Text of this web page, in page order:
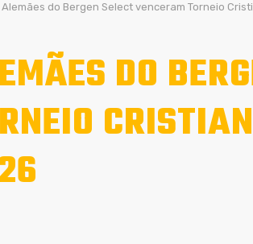
Alemães do Bergen Select venceram Torneio
DO